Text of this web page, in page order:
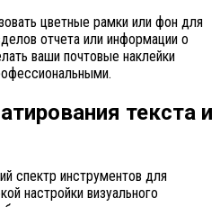
цветные рамки или фон для
отчета или информации о
ваши почтовые наклейки
текста и
спектр инструментов для
настройки визуального